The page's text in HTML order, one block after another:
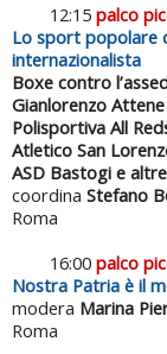
12:15 palco
Lo sport popolare
internazionalista
Boxe contro
Gianlorenzo
Polisportiva All
Atletico San
ASD Bastogi e
coordina Stefano
Roma
16:00 palco
Nostra Patria è il
modera Marina
Roma